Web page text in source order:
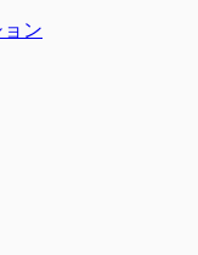
ン